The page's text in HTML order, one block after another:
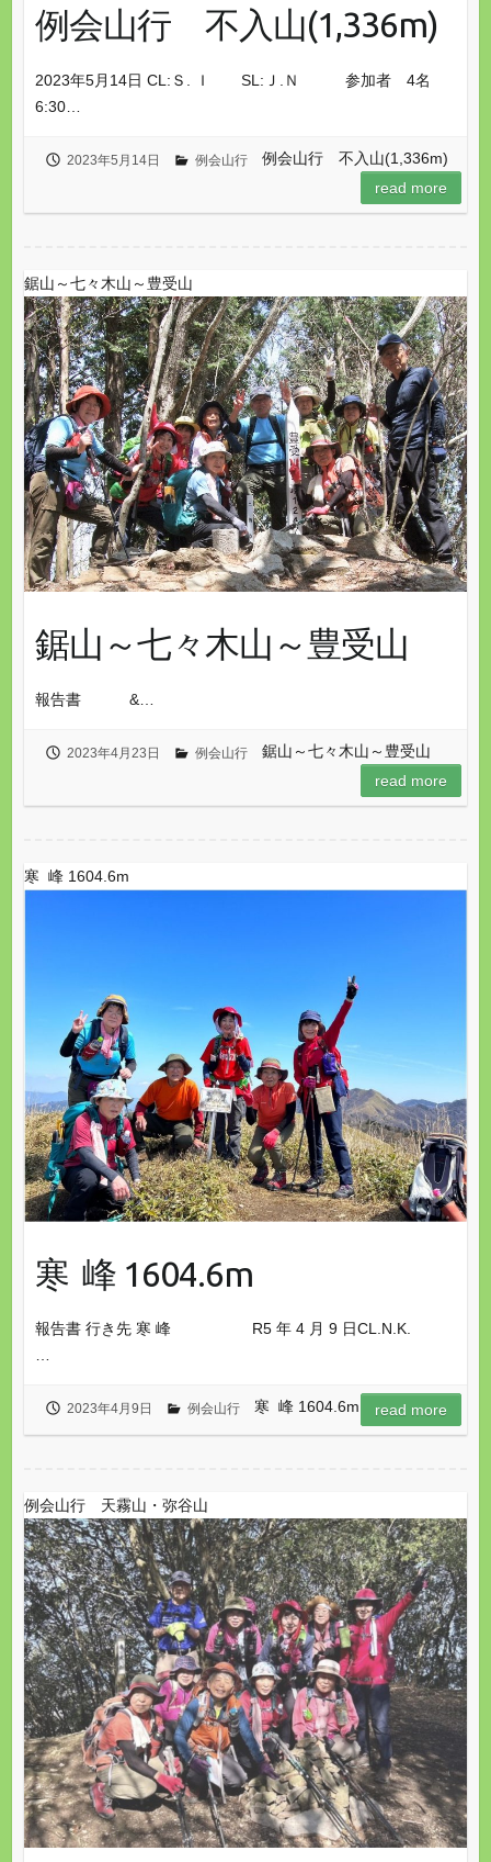
例会山行 不入山(1,336m)
2023年5月14日 CL:Ｓ. Ｉ SL:Ｊ.Ｎ 参加者 4名
6:30…
2023年5月14日 例会山行
例会山行 不入山(1,336m)
read more
鋸山～七々木山～豊受山
鋸山～七々木山～豊受山
報告書 &…
2023年4月23日 例会山行
鋸山～七々木山～豊受山
read more
寒 峰 1604.6m
寒 峰 1604.6m
報告書 行き先 寒 峰 R5 年 4 月 9 日CL.N.K.
…
2023年4月9日 例会山行 寒 峰 1604.6m read more
例会山行 天霧山・弥谷山